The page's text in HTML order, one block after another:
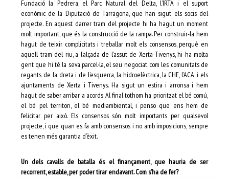
Fundació la Pedrera, el Parc Natural del Delta, l’IRTA i el suport
econòmic de la Diputació de Tarragona, que han sigut els socis del
projecte. En aquest darrer tram del projecte hi ha hagut un moment
molt important, que és la construcció de la rampa. Per construir-la hem
hagut de teixir complicitats i treballar molt els consensos, perquè en
aquell tram del riu, a l’alçada de l’assut de Xerta-Tivenys, hi ha molta
gent que hi té la seva parcel·la, el seu negociat, com les comunitats de
regants de la dreta i de l’esquerra, la hidroelèctrica, la CHE, l’ACA, i els
ajuntaments de Xerta i Tivenys. Ha sigut un estira i arronsa i hem
hagut de saber arribar a acords. Al final tothom ha prioritzat el bé comú,
el bé pel territori, el bé mediambiental, i penso que ens hem de
felicitar per això. Els consensos són molt importants per qualsevol
projecte, i que quan es fa amb consensos i no amb imposicions, sempre
es tenen més garantia d’èxit.
Un dels cavalls de batalla és el finançament, que hauria de ser
recorrent, estable, per poder tirar endavant. Com s’ha de fer?